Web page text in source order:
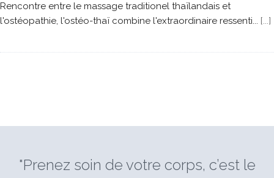
Rencontre entre le massage traditionel thaïlandais et
l'ostéopathie, l'ostéo-thaï combine l'extraordinaire ressenti... [...]
"Prenez soin de votre corps, c’est le